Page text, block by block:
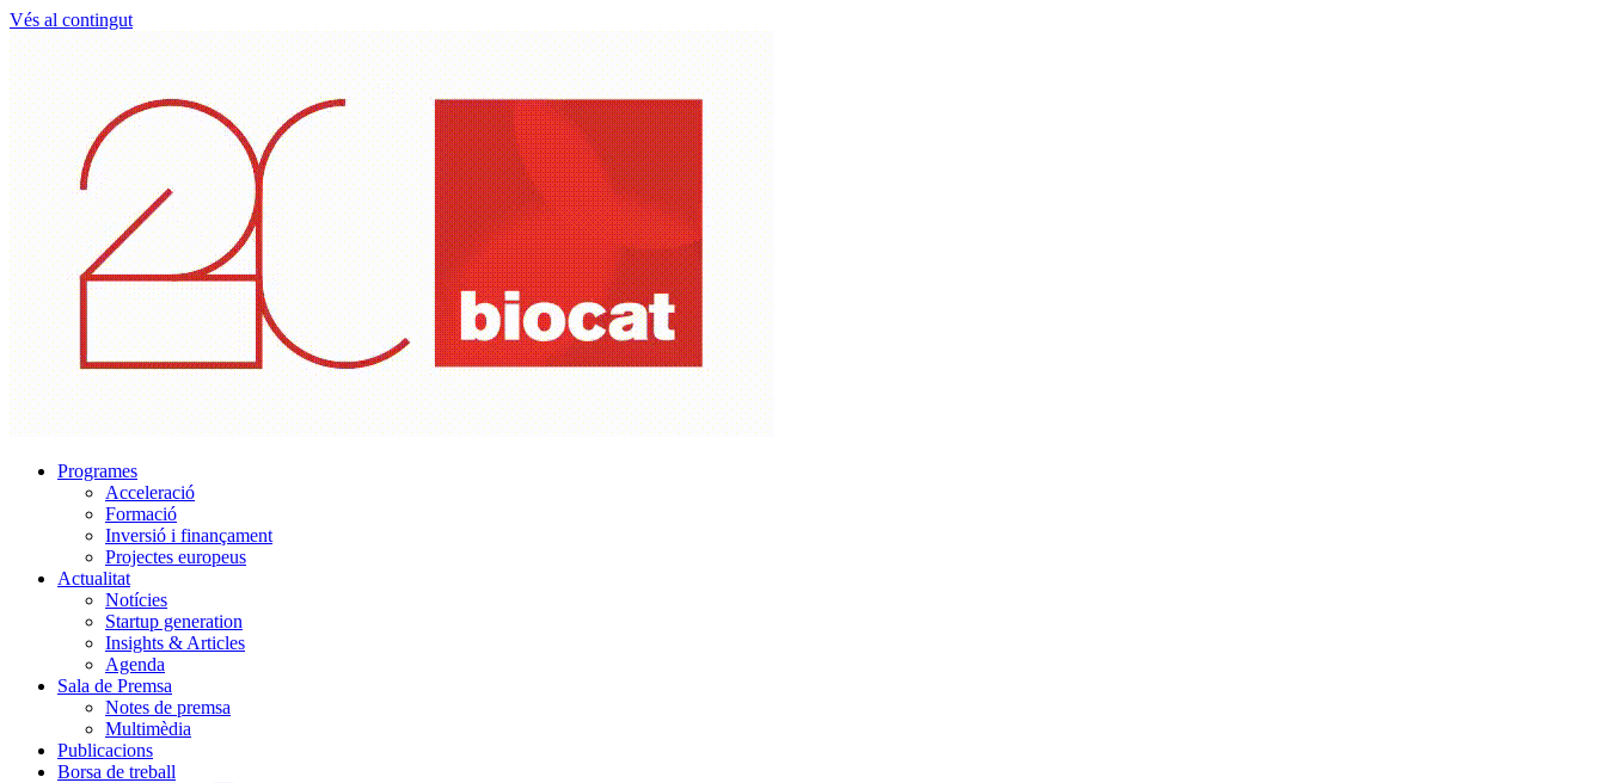
Vés al contingut
Programes
Acceleració
Formació
Inversió i finançament
Projectes europeus
Actualitat
Notícies
Startup generation
Insights & Articles
Agenda
Sala de Premsa
Notes de premsa
Multimèdia
Publicacions
Borsa de treball